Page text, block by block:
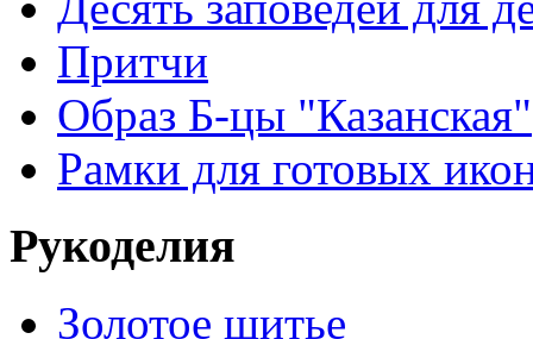
Притчи
Образ Б-цы "Казанская"
Рамки для готовых
Рукоделия
Золотое шитье